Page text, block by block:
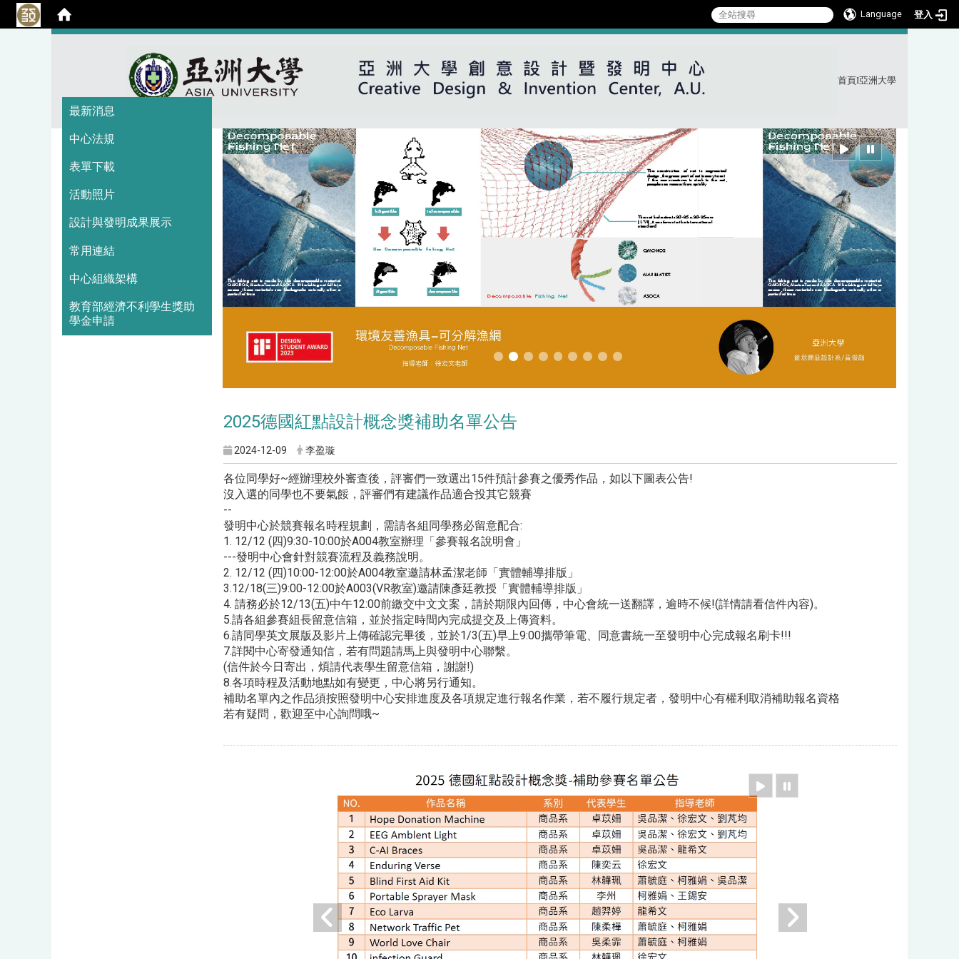
Language 登入
首頁I亞洲大學
最新消息
中心法規
表單下載
活動照片
設計與發明成果展示
常用連結
中心組織架構
教育部經濟不利學生獎助
學金申請
2025德國紅點設計概念獎補助名單公告
2024-12-09 李盈璇
各位同學好~經辦理校外審查後，評審們一致選出15件預計參賽之優秀作品，如以下圖表公告!
沒入選的同學也不要氣餒，評審們有建議作品適合投其它競賽
--
發明中心於競賽報名時程規劃，需請各組同學務必留意配合:
1. 12/12 (四)9:30-10:00於A004教室辦理「參賽報名說明會」
---發明中心會針對競賽流程及義務說明。
2. 12/12 (四)10:00-12:00於A004教室邀請林孟潔老師「實體輔導排版」
3.12/18(三)9:00-12:00於A003(VR教室)邀請陳彥廷教授「實體輔導排版」
4. 請務必於12/13(五)中午12:00前繳交中文文案，請於期限內回傳，中心會統一送翻譯，逾時不候!(詳情請看信件內容)。
5.請各組參賽組長留意信箱，並於指定時間內完成提交及上傳資料。
6.請同學英文展版及影片上傳確認完畢後，並於1/3(五)早上9:00攜帶筆電、同意書統一至發明中心完成報名刷卡!!!
7.詳閱中心寄發通知信，若有問題請馬上與發明中心聯繫。
(信件於今日寄出，煩請代表學生留意信箱，謝謝!)
8.各項時程及活動地點如有變更，中心將另行通知。
補助名單內之作品須按照發明中心安排進度及各項規定進行報名作業，若不履行規定者，發明中心有權利取消補助報名資格
若有疑問，歡迎至中心詢問哦~